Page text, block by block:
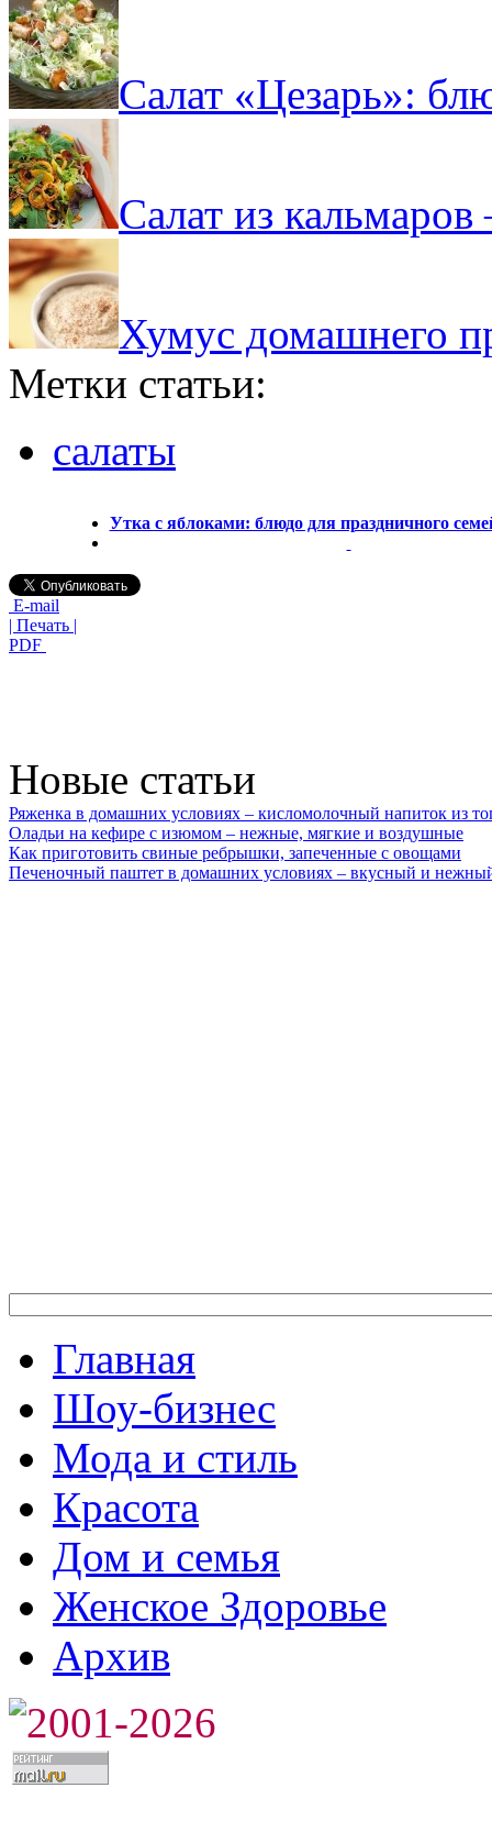
Салат «Цезарь»:
Салат из
Хумус домашнего
Метки статьи:
салаты
Утка с яблоками: блюдо для праздничного
E-mail
| Печать |
PDF
Новые статьи
Ряженка в домашних условиях – кисломолочный напиток из
Оладьи на кефире с изюмом – нежные, мягкие и воздушные
Как приготовить свиные ребрышки, запеченные с овощами
Печеночный паштет в домашних условиях – вкусный и
Главная
Шоу-бизнес
Мода и стиль
Красота
Дом и семья
Женское Здоровье
Архив
2001-2026